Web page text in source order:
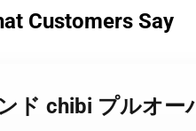
Customers Say
ド chibi プルオー